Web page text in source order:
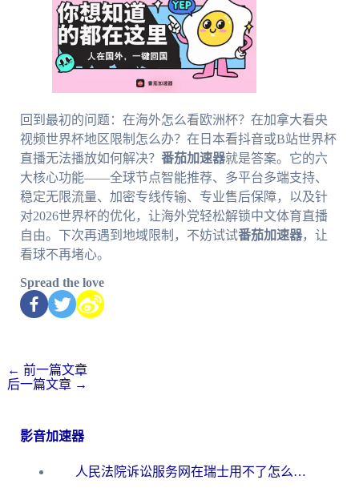
回到最初的问题：在海外怎么看欧洲杯？在加拿大看央
视频世界杯地区限制怎么办？在日本看抖音或B站世界杯
直播无法播放如何解决？ 番茄加速器就是答案。它的六
大核心功能——全球节点智能推荐、多平台多端支持、
稳定无限流量、加密专线传输、专业售后保障，以及针
对2026世界杯的优化，让海外党轻松解锁中文体育直播
自由。下次再遇到地域限制，不妨试试番茄加速器，让
看球不再堵心。
Spread the love
← 前一篇文章
后一篇文章 →
影音加速器
人民法院诉讼服务网在瑞士用不了怎么办？海外华人必备的回国加速指南